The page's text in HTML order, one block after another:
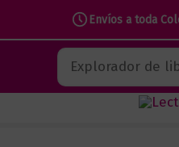
Envíos a toda
contenido
Buscar